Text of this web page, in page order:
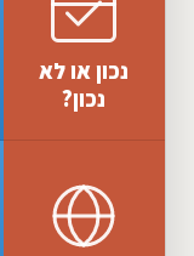
נכון או לא
נכון?